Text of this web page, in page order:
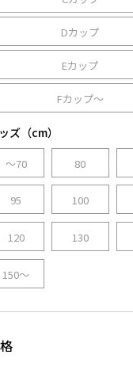
Dカップ
Eカップ
Fカップ～
ズ（cm）
～70 80
95 100
120 130
150～